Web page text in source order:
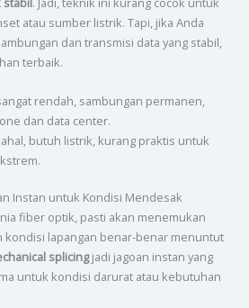
atau sumber listrik. Tapi, jika Anda
dan transmisi data yang stabil,
terbaik.
rendah, sambungan permanen,
dan data center.
butuh listrik, kurang praktis untuk
Instan untuk Kondisi Mendesak
fiber optik, pasti akan menemukan
kondisi lapangan benar-benar menuntut
splicingjadi jagoan instan yang
untuk kondisi darurat atau kebutuhan